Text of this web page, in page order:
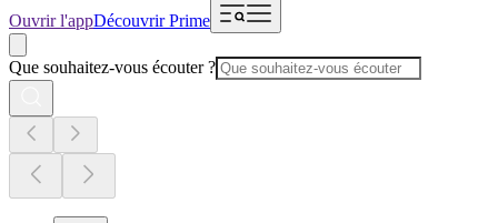
Ouvrir l'appDécouvrir Prime
Que souhaitez-vous écouter ?